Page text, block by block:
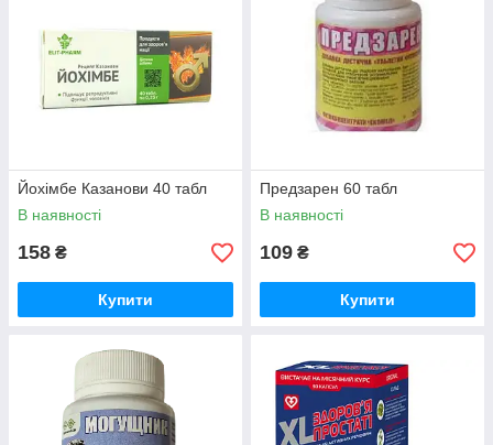
Йохімбе Казанови 40 табл
В наявності
158 ₴
Купити
Предзарен 60 табл
В наявності
109 ₴
Купити